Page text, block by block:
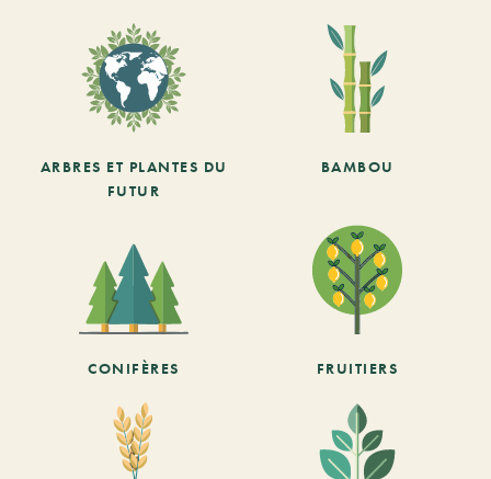
ARBRES ET PLANTES DU
FUTUR
BAMBOU
CONIFÈRES FRUITIERS